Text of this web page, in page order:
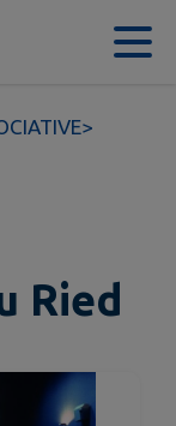
>
Ried